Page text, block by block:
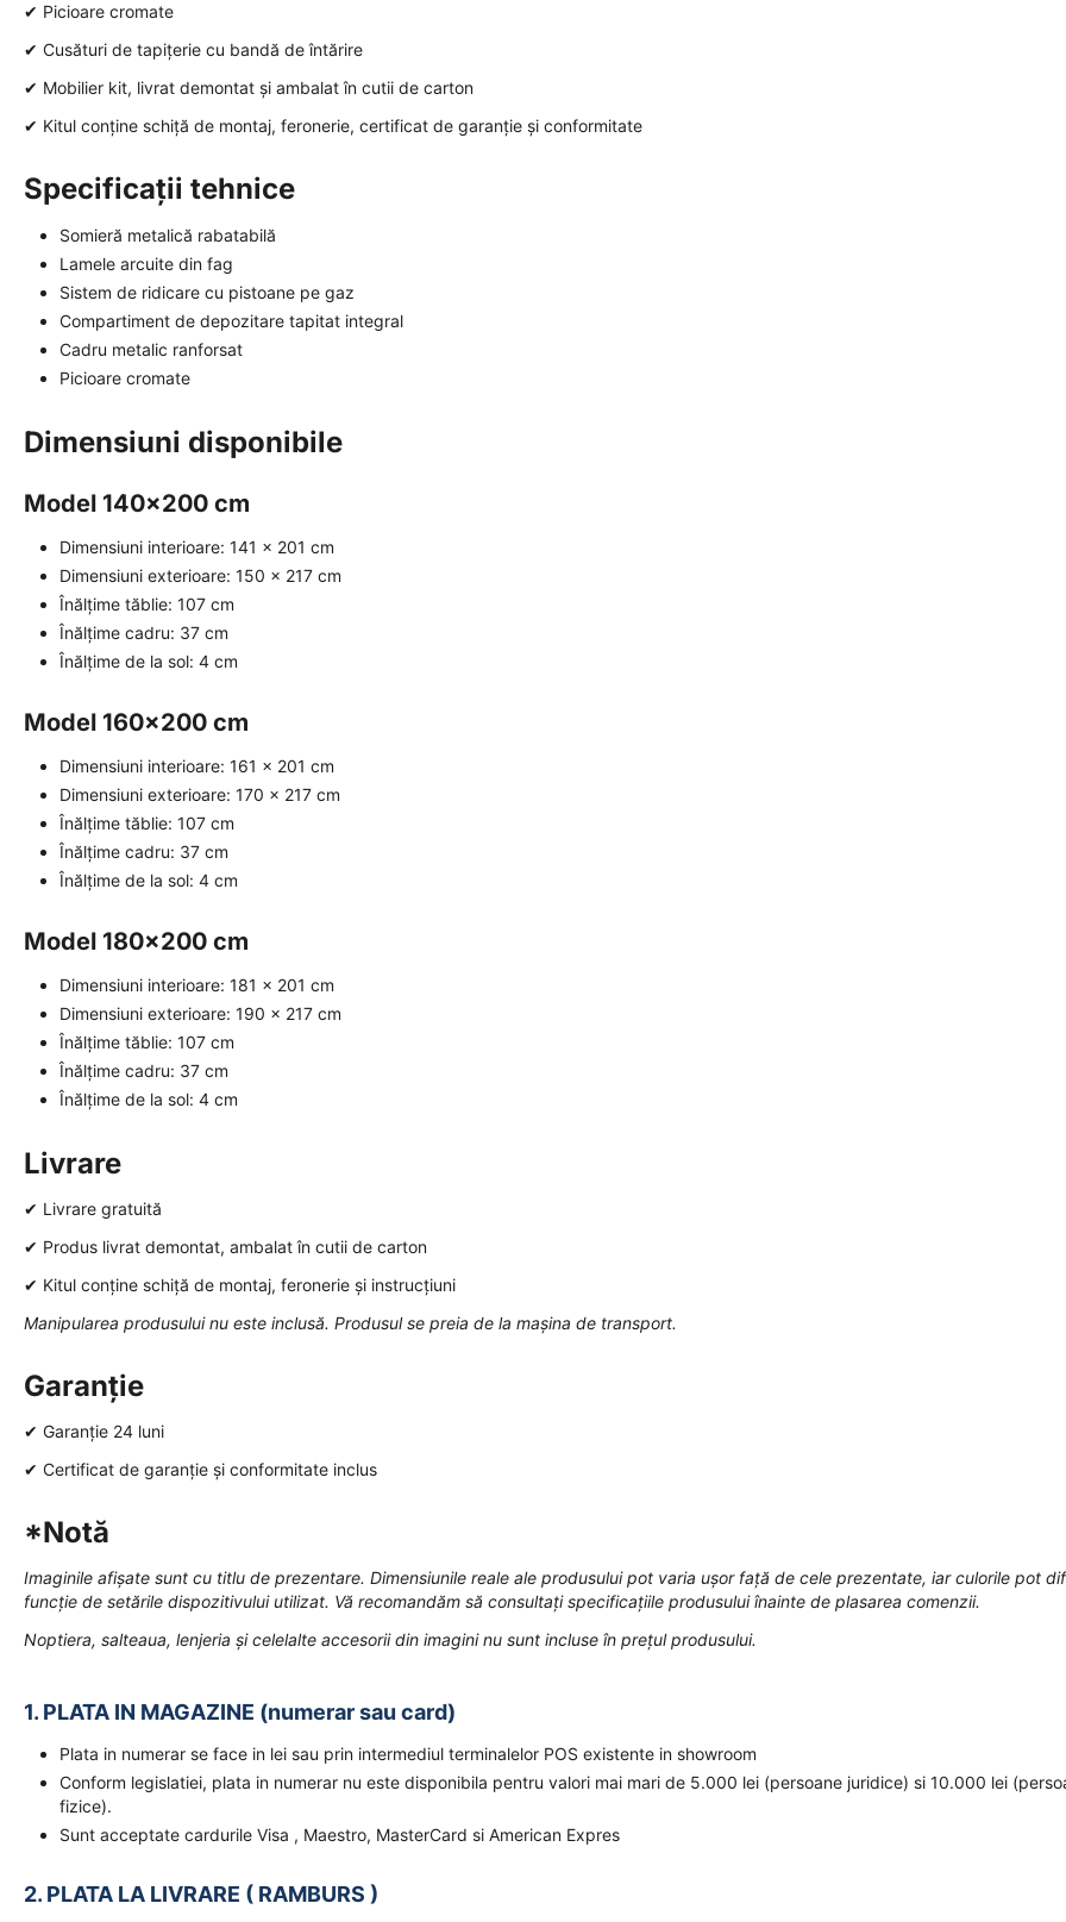
✔ Picioare cromate
✔ Cusături de tapițerie cu bandă de întărire
✔ Mobilier kit, livrat demontat și ambalat în cutii de carton
✔ Kitul conține schiță de montaj, feronerie, certificat de garanție și conformitate
Specificații tehnice
Somieră metalică rabatabilă
Lamele arcuite din fag
Sistem de ridicare cu pistoane pe gaz
Compartiment de depozitare tapitat integral
Cadru metalic ranforsat
Picioare cromate
Dimensiuni disponibile
Model 140x200 cm
Dimensiuni interioare: 141 x 201 cm
Dimensiuni exterioare: 150 x 217 cm
Înălțime tăblie: 107 cm
Înălțime cadru: 37 cm
Înălțime de la sol: 4 cm
Model 160x200 cm
Dimensiuni interioare: 161 x 201 cm
Dimensiuni exterioare: 170 x 217 cm
Înălțime tăblie: 107 cm
Înălțime cadru: 37 cm
Înălțime de la sol: 4 cm
Model 180x200 cm
Dimensiuni interioare: 181 x 201 cm
Dimensiuni exterioare: 190 x 217 cm
Înălțime tăblie: 107 cm
Înălțime cadru: 37 cm
Înălțime de la sol: 4 cm
Livrare
✔ Livrare gratuită
✔ Produs livrat demontat, ambalat în cutii de carton
✔ Kitul conține schiță de montaj, feronerie și instrucțiuni
Manipularea produsului nu este inclusă. Produsul se preia de la mașina de transport.
Garanție
✔ Garanție 24 luni
✔ Certificat de garanție și conformitate inclus
*Notă
Imaginile afișate sunt cu titlu de prezentare. Dimensiunile reale ale produsului pot varia ușor față de cele prezentate, iar culorile pot
funcție de setările dispozitivului utilizat. Vă recomandăm să consultați specificațiile produsului înainte de plasarea comenzii.
Noptiera, salteaua, lenjeria și celelalte accesorii din imagini nu sunt incluse în prețul produsului.
1. PLATA IN MAGAZINE (numerar sau card)
Plata in numerar se face in lei sau prin intermediul terminalelor POS existente in showroom
Conform legislatiei, plata in numerar nu este disponibila pentru valori mai mari de 5.000 lei (persoane juridice) si 10.000 lei
fizice).
Sunt acceptate cardurile Visa , Maestro, MasterCard si American Expres
2. PLATA LA LIVRARE ( RAMBURS )